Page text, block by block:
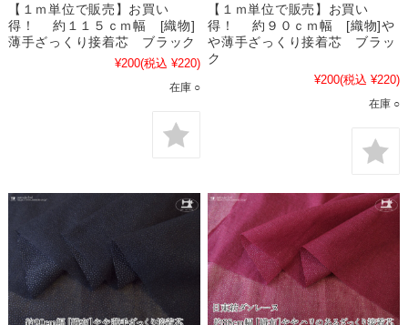
【１ｍ単位で販売】お買い
得！ 約１１５ｃｍ幅 [織物]
薄手ざっくり接着芯 ブラック
¥200(税込 ¥220)
在庫 ○
【１ｍ単位で販売】お買い
得！ 約９０ｃｍ幅 [織物]や
や薄手ざっくり接着芯 ブラッ
ク
¥200(税込 ¥220)
在庫 ○